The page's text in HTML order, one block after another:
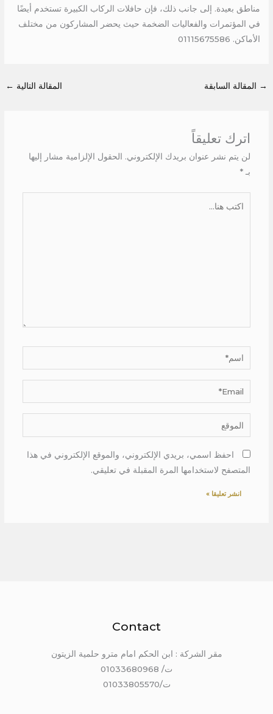
مناطق بعيدة. إلى جانب ذلك، فإن حافلات الركاب الكبيرة تستخدم أيضًا
في المؤتمرات والفعاليات الضخمة حيث يحضر المشاركون من مختلف
الأماكن. 01115675586
→ المقالة السابقة المقالة التالية ←
اترك تعليقاً
لن يتم نشر عنوان بريدك الإلكتروني. الحقول الإلزامية مشار إليها
بـ *
اسم*
Email*
الموقع
احفظ اسمي، بريدي الإلكتروني، والموقع الإلكتروني في هذا
المتصفح لاستخدامها المرة المقبلة في تعليقي.
Contact
مقر الشركة : ابن الحكم امام مترو حلمية الزيتون
ت/ 01033680968
ت/01033805570